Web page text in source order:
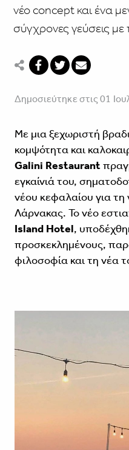
νέο concept και ένα
σύγχρονες γεύσεις με
Δημοσιεύτηκε στις 01
Με μια ξεχωριστή
κομψότητα και
Galini Restaurant
εγκαίνιά του,
νέου κεφαλαίου για
Λάρνακας. Το νέο
Island Hotel,
προσκεκλημένους,
φιλοσοφία και τη νέα